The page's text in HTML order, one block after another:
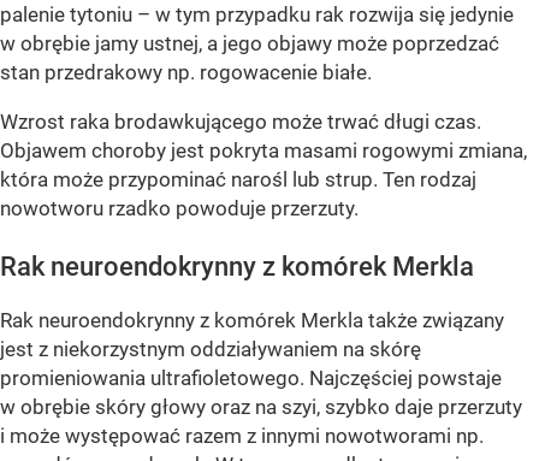
palenie tytoniu – w tym przypadku rak rozwija się jedynie
w obrębie jamy ustnej, a jego objawy może poprzedzać
stan przedrakowy np. rogowacenie białe.
Wzrost raka brodawkującego może trwać długi czas.
Objawem choroby jest pokryta masami rogowymi zmiana,
która może przypominać narośl lub strup. Ten rodzaj
nowotworu rzadko powoduje przerzuty.
Rak neuroendokrynny z komórek Merkla
Rak neuroendokrynny z komórek Merkla także związany
jest z niekorzystnym oddziaływaniem na skórę
promieniowania ultrafioletowego. Najczęściej powstaje
w obrębie skóry głowy oraz na szyi, szybko daje przerzuty
i może występować razem z innymi nowotworami np.